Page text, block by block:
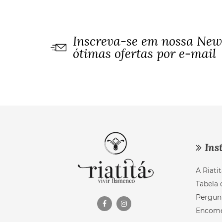
Inscreva-se em nossa
ótimas ofertas por e-mail
A
Tabela